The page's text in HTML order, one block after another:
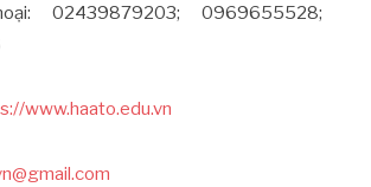
02439879203; 0969655528;
www.haato.edu.vn